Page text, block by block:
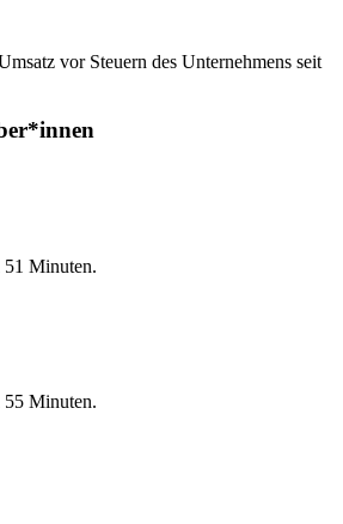
vor Steuern des Unternehmens seit
51 Minuten.
55 Minuten.